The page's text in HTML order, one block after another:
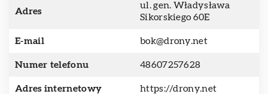
Adres
ul. gen. Władysława
Sikorskiego 60E
E-mail bok@drony.net
Numer telefonu 48607257628
Adres internetowy https://drony.net